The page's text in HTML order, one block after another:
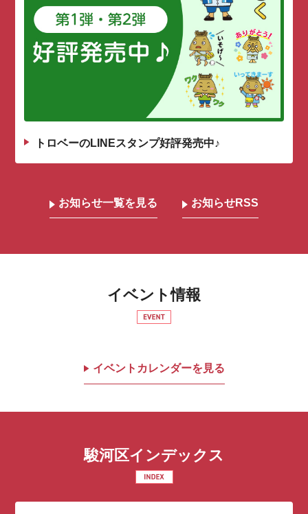
トロベーのLINEスタンプ好評発売中♪
お知らせ一覧を見る お知らせRSS
イベント情報
イベントカレンダーを見る
駿河区インデックス